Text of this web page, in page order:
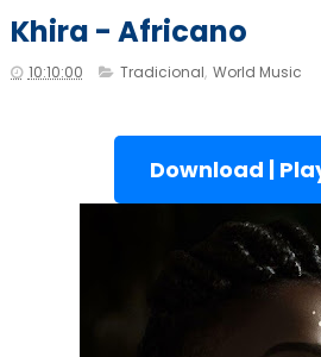
Khira - Africano
10:10:00 Tradicional, World Music
Download |